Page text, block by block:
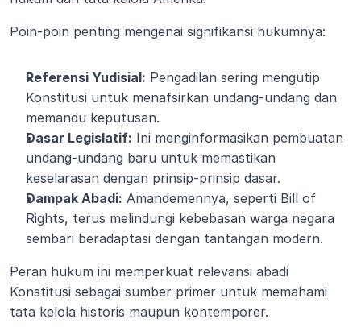
Poin-poin penting mengenai signifikansi hukumnya:
Referensi Yudisial: Pengadilan sering mengutip
Konstitusi untuk menafsirkan undang-undang dan
memandu keputusan.
Dasar Legislatif: Ini menginformasikan pembuatan
undang-undang baru untuk memastikan
keselarasan dengan prinsip-prinsip dasar.
Dampak Abadi: Amandemennya, seperti Bill of
Rights, terus melindungi kebebasan warga negara
sembari beradaptasi dengan tantangan modern.
Peran hukum ini memperkuat relevansi abadi
Konstitusi sebagai sumber primer untuk memahami
tata kelola historis maupun kontemporer.